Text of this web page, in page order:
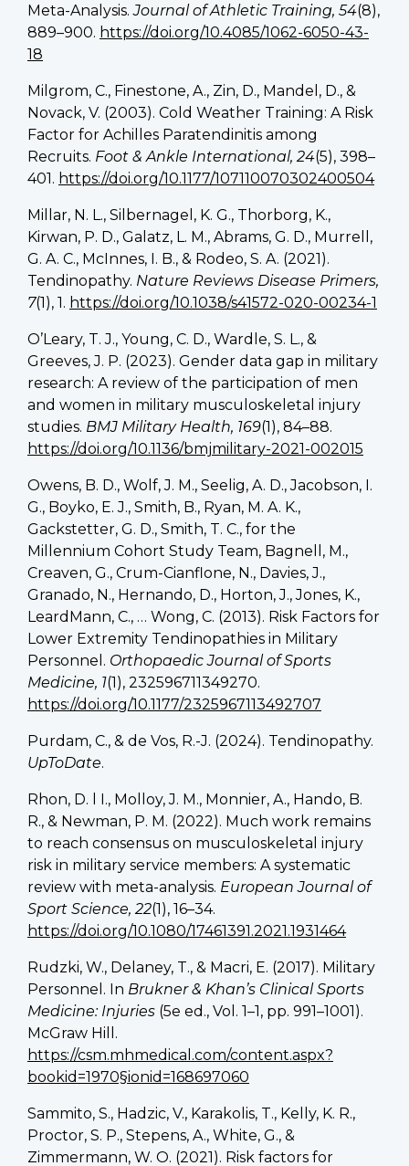
Meta-Analysis.Journal of Athletic Training, 54(8),
889–900. https://doi.org/10.4085/1062-6050-43-
18
Milgrom, C., Finestone, A., Zin, D., Mandel, D., &
Novack, V. (2003). Cold Weather Training: A Risk
Factor for Achilles Paratendinitis among
Recruits. Foot & Ankle International, 24(5), 398–
401. https://doi.org/10.1177/107110070302400504
Millar, N. L., Silbernagel, K. G., Thorborg, K.,
Kirwan, P. D., Galatz, L. M., Abrams, G. D., Murrell,
G. A. C., McInnes, I. B., & Rodeo, S. A. (2021).
Tendinopathy. Nature Reviews Disease Primers,
7(1), 1. https://doi.org/10.1038/s41572-020-00234-1
O’Leary, T. J., Young, C. D., Wardle, S. L., &
Greeves, J. P. (2023). Gender data gap in military
research: A review of the participation of men
and women in military musculoskeletal injury
studies. BMJ Military Health, 169(1), 84–88.
https://doi.org/10.1136/bmjmilitary-2021-002015
Owens, B. D., Wolf, J. M., Seelig, A. D., Jacobson, I.
G., Boyko, E. J., Smith, B., Ryan, M. A. K.,
Gackstetter, G. D., Smith, T. C., for the
Millennium Cohort Study Team, Bagnell, M.,
Creaven, G., Crum-Cianflone, N., Davies, J.,
Granado, N., Hernando, D., Horton, J., Jones, K.,
LeardMann, C., … Wong, C. (2013). Risk Factors for
Lower Extremity Tendinopathies in Military
Personnel. Orthopaedic Journal of Sports
Medicine, 1(1), 232596711349270.
https://doi.org/10.1177/2325967113492707
Purdam, C., & de Vos, R.-J. (2024). Tendinopathy.
UpToDate.
Rhon, D. l I., Molloy, J. M., Monnier, A., Hando, B.
R., & Newman, P. M. (2022). Much work remains
to reach consensus on musculoskeletal injury
risk in military service members: A systematic
review with meta-analysis. European Journal of
Sport Science, 22(1), 16–34.
https://doi.org/10.1080/17461391.2021.1931464
Rudzki, W., Delaney, T., & Macri, E. (2017). Military
Personnel. In Brukner & Khan’s Clinical Sports
Medicine: Injuries (5e ed., Vol. 1–1, pp. 991–1001).
McGraw Hill.
https://csm.mhmedical.com/content.aspx?
bookid=1970§ionid=168697060
Sammito, S., Hadzic, V., Karakolis, T., Kelly, K. R.,
Proctor, S. P., Stepens, A., White, G., &
Zimmermann, W. O. (2021). Risk factors for